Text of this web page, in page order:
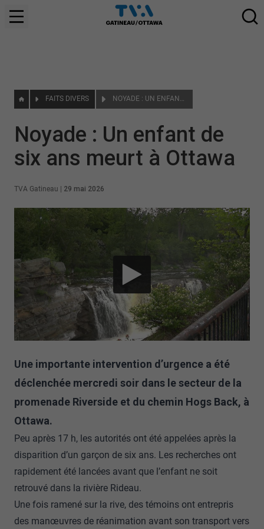
FAITS DIVERS NOYADE : UN ENFANT DE SIX ANS MEURT À OTTAWA
Noyade : Un enfant de
six ans meurt à Ottawa
TVA Gatineau 29 mai 2026
Une importante intervention d’urgence a été
déclenchée mercredi soir dans le secteur de la
promenade Riverside et du chemin Hogs Back, à
Ottawa.
Peu après 17 h, les autorités ont été appelées après la
disparition d’un garçon de six ans. Les recherches ont
rapidement été lancées avant que l’enfant ne soit
retrouvé dans la rivière Rideau.
Une fois ramené sur la rive, des témoins ont entrepris
des manœuvres de réanimation avant son transport vers